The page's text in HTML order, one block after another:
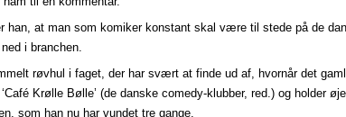
han, at man som komiker konstant skal være til stede på de
i branchen.
røvhul i faget, der har svært at finde ud af, hvornår det
Krølle Bølle’ (de danske comedy-klubber, red.) og holder
som han nu har vundet tre gange.